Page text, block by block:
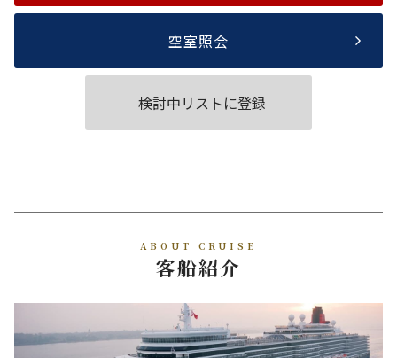
空室照会
検討中リストに登録
ABOUT CRUISE
客船紹介